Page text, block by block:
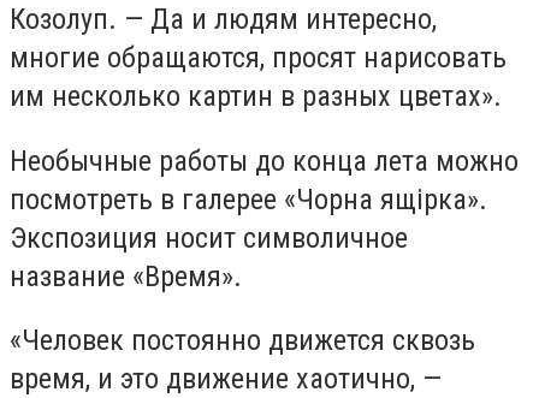
Козолуп. — Да и людям интересно,
многие обращаются, просят нарисовать
им несколько картин в разных цветах».
Необычные работы до конца лета можно
посмотреть в галерее «Чорна ящірка».
Экспозиция носит символичное
название «Время».
«Человек постоянно движется сквозь
время, и это движение хаотично, —